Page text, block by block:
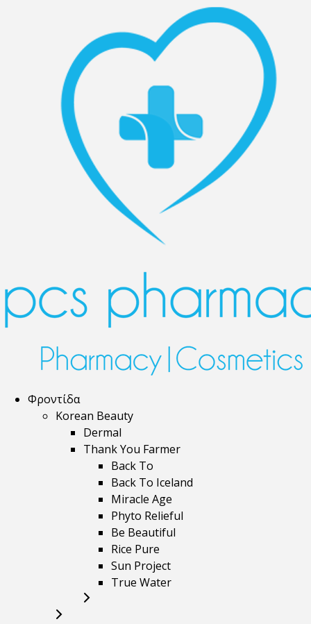
Φροντίδα
Korean Beauty
Dermal
Thank You Farmer
Back To
Back To Iceland
Miracle Age
Phyto Relieful
Be Beautiful
Rice Pure
Sun Project
True Water